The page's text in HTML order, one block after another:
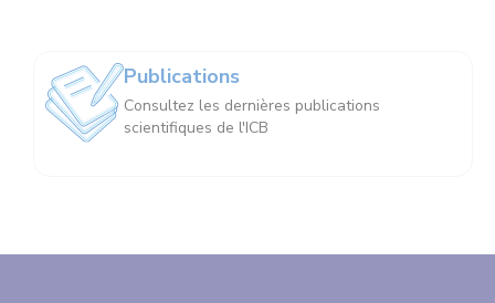
Publications
Consultez les dernières publications
scientifiques de l'ICB